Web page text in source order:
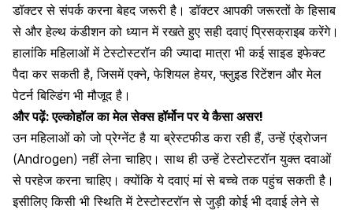
डॉक्टर से संपर्क करना बेहद जरूरी है। डॉक्टर आपकी जरूरतों के हिसाब
से और हेल्थ कंडीशन को ध्यान में रखते हुए सही दवाएं प्रिसक्राइब करेंगे।
हालांकि महिलाओं मेंटेस्टोस्टरॉन की ज्यादा मात्रा भी कई साइड इफेक्ट
पैदा कर सकती है, जिसमेंएक्ने, फेशियल हेयर, फ्लुइड रिटेंशन और मेल
पेटर्न बिल्डिंग भी मौजूद है।
और पढ़ें:एल्कोहॉल का मेल सेक्स हॉर्मोन पर ये कैसा असर!
उन महिलाओं को जो प्रेग्नेंट है या ब्रेस्टफीड करा रही हैं, उन्हें एंड्रोजन
(Androgen) नहीं लेना चाहिए। साथ ही उन्हें टेस्टोस्टरॉन युक्त दवाओं
से परहेज करना चाहिए। क्योंकि ये दवाएं मां से बच्चे तक पहुंच सकती है।
इसीलिए किसी भी स्थिति में टेस्टोस्टरॉन से जुड़ी कोई भी दवाई लेने से